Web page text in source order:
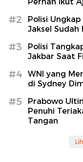
Pernah Ikut
#2
Polisi
Jaksel Sudah
#3
Polisi
Jakbar Saat
#4
WNI yang
di Sydney
#5
Prabowo
Penuhi
Tangan